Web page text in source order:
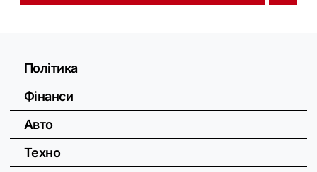
Політика
Фінанси
Авто
Техно